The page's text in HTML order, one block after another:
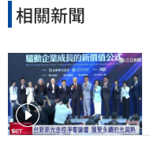
相關新聞